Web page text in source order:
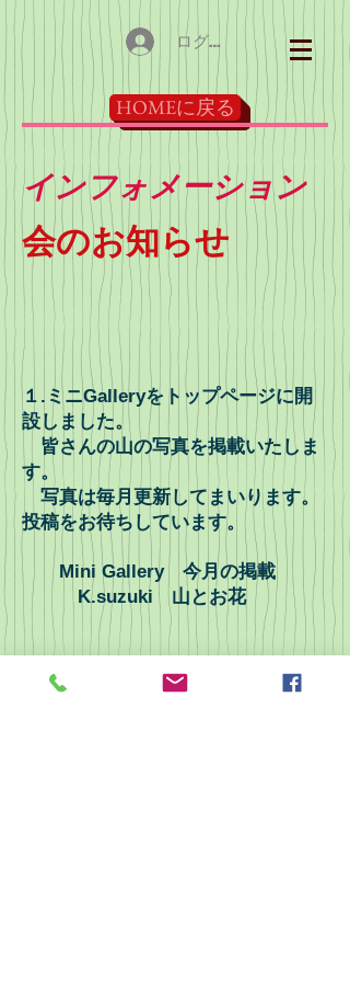
ログイン
HOMEに戻る
​インフォメーション
​会のお知らせ
１.ミニGalleryをトップページに開
設しました。
皆さんの山の写真を掲載いたしま
す。
写真は毎月更新してまいります。
投稿をお待ちしています。
Mini Gallery 今月の掲載
K.suzuki 山とお花
２.第４９回定期総会を開催いたしま
す。